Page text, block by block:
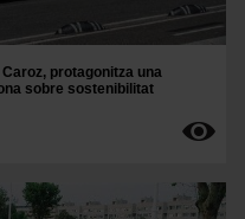
protagonitza una
sobre sostenibilitat